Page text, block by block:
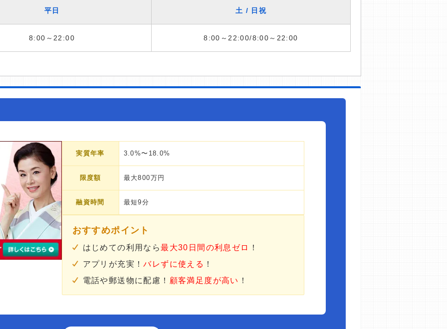
平日 土 / 日祝
8:00～22:00 8:00～22:00/8:00～22:00
実質年率 3.0%〜18.0%
限度額 最大800万円
融資時間 最短9分
おすすめポイント
はじめての利用なら最大30日間の利息ゼロ
！
アプリが充実！バレずに使える ！
電話や郵送物に配慮！ 顧客満足度が高い ！